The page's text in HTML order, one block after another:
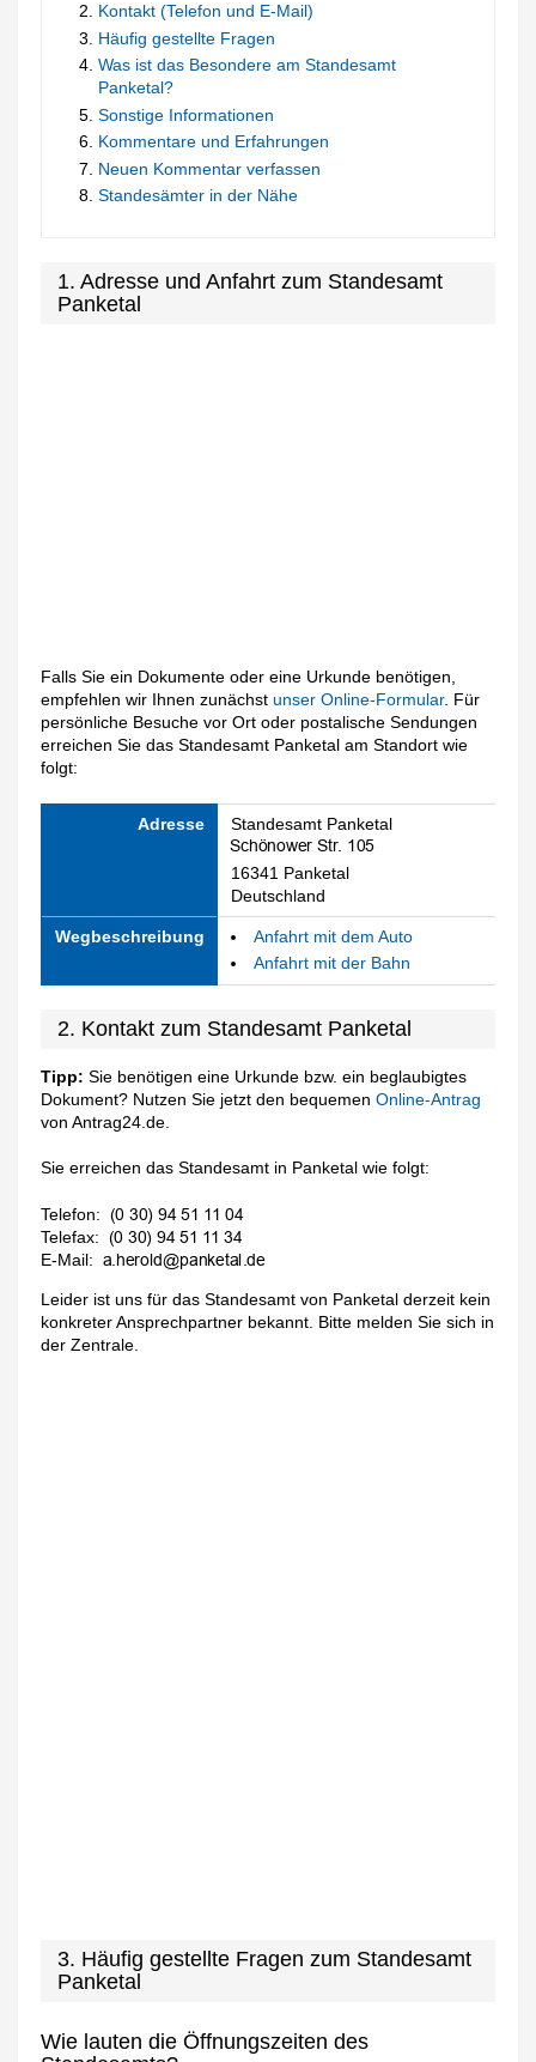
Kontakt (Telefon und E-Mail)
Häufig gestellte Fragen
Was ist das Besondere am Standesamt
Panketal?
Sonstige Informationen
Kommentare und Erfahrungen
Neuen Kommentar verfassen
Standesämter in der Nähe
1. Adresse und Anfahrt zum Standesamt
Panketal
Falls Sie ein Dokumente oder eine Urkunde benötigen,
empfehlen wir Ihnen zunächstunser Online-Formular. Für
persönliche Besuche vor Ort oder postalische Sendungen
erreichen Sie das Standesamt Panketal am Standort wie
folgt:
Adresse Standesamt Panketal
16341 Panketal
Deutschland
Wegbeschreibung
Anfahrt mit dem Auto
Anfahrt mit der Bahn
2. Kontakt zum Standesamt Panketal
Tipp: Sie benötigen eine Urkunde bzw. ein beglaubigtes
Dokument? Nutzen Sie jetzt den bequemenOnline-Antrag
von Antrag24.de.
Sie erreichen das Standesamt in Panketal wie folgt:
Telefon:
Telefax:
E-Mail:
Leider ist uns für das Standesamt von Panketal derzeit kein
konkreter Ansprechpartner bekannt. Bitte melden Sie sich in
der Zentrale.
3. Häufig gestellte Fragen zum Standesamt
Panketal
Wie lauten die Öffnungszeiten des